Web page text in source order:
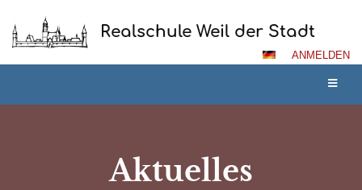
Realschule Weil der Stadt
ANMELDEN
Aktuelles